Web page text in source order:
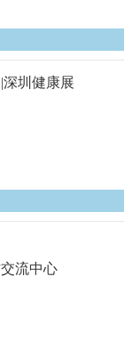
深圳健康展
流中心